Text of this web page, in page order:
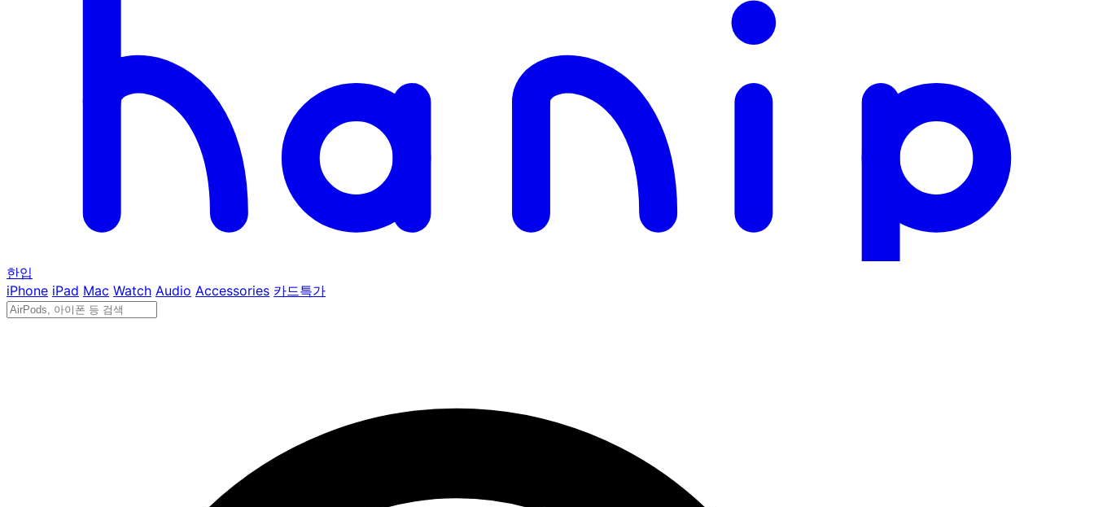
한입
iPhone iPad Mac Watch Audio Accessories 카드특가